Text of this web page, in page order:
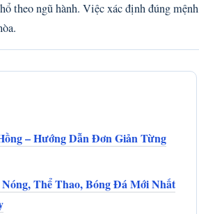
theo ngũ hành. Việc xác định đúng mệnh
– Hướng Dẫn Đơn Giản Từng
Thể Thao, Bóng Đá Mới Nhất